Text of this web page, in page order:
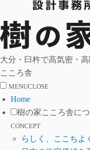
ン
テ
ン
ツ
へ
ス
キ
ッ
大分・臼杵で高気密・
こころ舎
MENUCLOSE
Home
樹の家こころ舎に
CONCEPT
らしく、ここちよ